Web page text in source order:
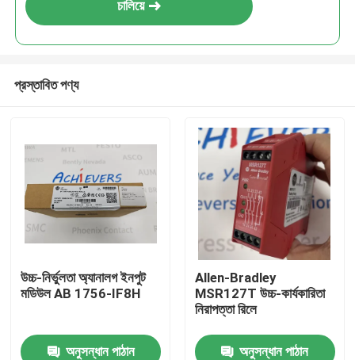
চালিয়ে
প্রস্তাবিত পণ্য
উচ্চ-নির্ভুলতা অ্যানালগ ইনপুট
মডিউল AB 1756-IF8H
অনুসন্ধান পাঠান
Allen-Bradley
MSR127T উচ্চ-কার্যকারিতা
নিরাপত্তা রিলে
অনুসন্ধান পাঠান